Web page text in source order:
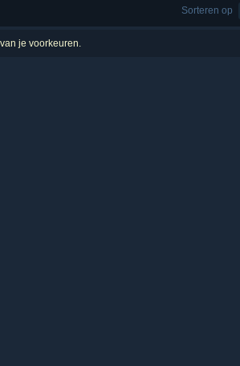
Sorteren op
je voorkeuren.